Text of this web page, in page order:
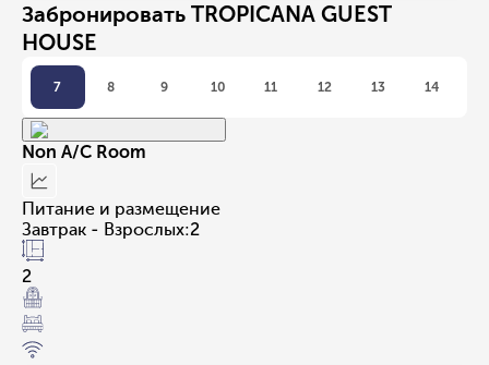
Забронировать TROPICANA GUEST
HOUSE
7 8 9 10 11 12 13 14
Non A/C Room
Питание и размещение
Завтрак - Взрослых:2
2